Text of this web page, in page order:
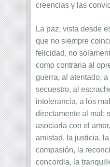
creencias y las
La paz, vista desde
que no siempre
felicidad, no
como contraria al
guerra, al atentado, a
secuestro, al
intolerancia, a los
directamente al mal;
asociarla con el
amistad, la justicia,
compasión, la
concordia, la